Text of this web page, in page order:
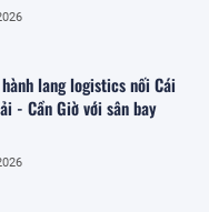
hành lang logistics nối Cái
- Cần Giờ với sân bay